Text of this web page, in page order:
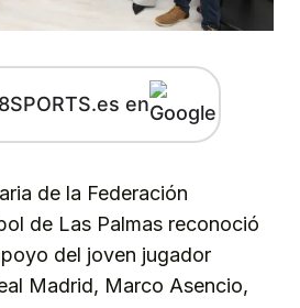
en
de la Federación
de Las Palmas reconoció
del joven jugador
Madrid, Marco Asencio,